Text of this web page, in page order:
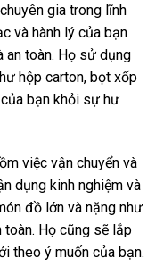
gia trong lĩnh
và hành lý của bạn
toàn. Họ sử dụng
hộp carton, bọt xốp
bạn khỏi sự hư
việc vận chuyển và
dụng kinh nghiệm và
đồ lớn và nặng như
toàn. Họ cũng sẽ lắp
theo ý muốn của bạn.